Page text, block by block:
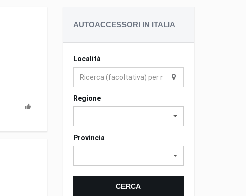
AUTOACCESSORI IN ITALIA
Località
Regione
Provincia
CERCA